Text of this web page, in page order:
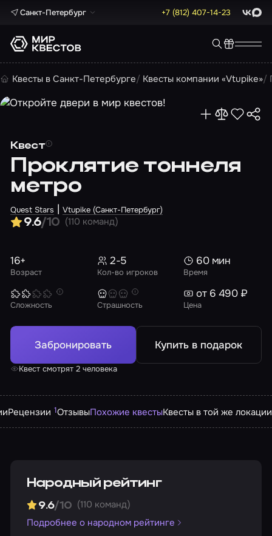
Санкт-Петербург +7 (812) 407-14-23 Max
Квесты в Санкт-Петербурге Квесты компании «Vtupike»
Квест
Проклятие тоннеля
метро
Quest Stars |Vtupike (Санкт-Петербург)
9.6/10 (110 команд)
Возраст
16+
Кол-во игроков
2-5
Время
60 мин
Сложность Страшность Цена
от 6 490 ₽
Забронировать Купить в подарок
Квест смотрят 2 человека
Рецензии 1ОтзывыПохожие квестыКвесты в той же локации
Народный рейтинг
9.6/10 (110 команд)
Подробнее о народном рейтинге